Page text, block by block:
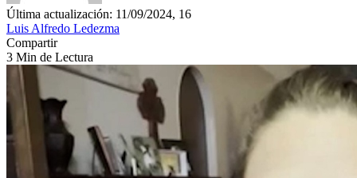
Última actualización: 11/09/2024, 16
Luis Alfredo Ledezma
Compartir
3 Min de Lectura